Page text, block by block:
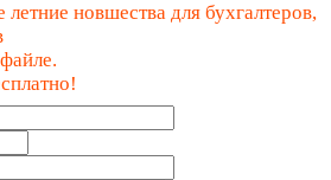
новшества для бухгалтеров,